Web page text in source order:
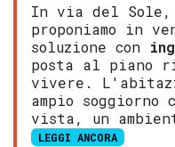
In via del Sole,
proponiamo in
soluzione con
posta al piano
vivere.
ampio soggiorno
vista, un
LEGGI ANCORA